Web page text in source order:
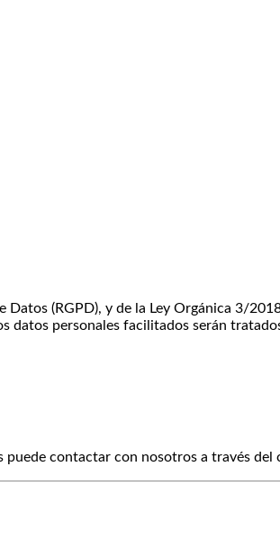
(RGPD), y de la Ley Orgánica 3/
datos personales facilitados serán
contactar con nosotros a través